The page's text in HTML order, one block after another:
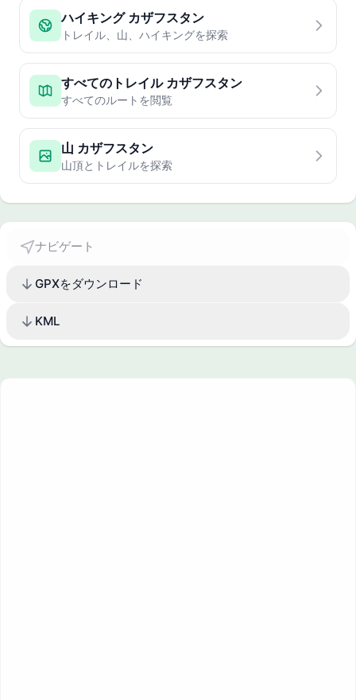
ハイキング カザフスタン
トレイル、山、ハイキングを探索
すべてのトレイル カザフスタン
すべてのルートを閲覧
山 カザフスタン
山頂とトレイルを探索
ナビゲート
GPXをダウンロード
KML